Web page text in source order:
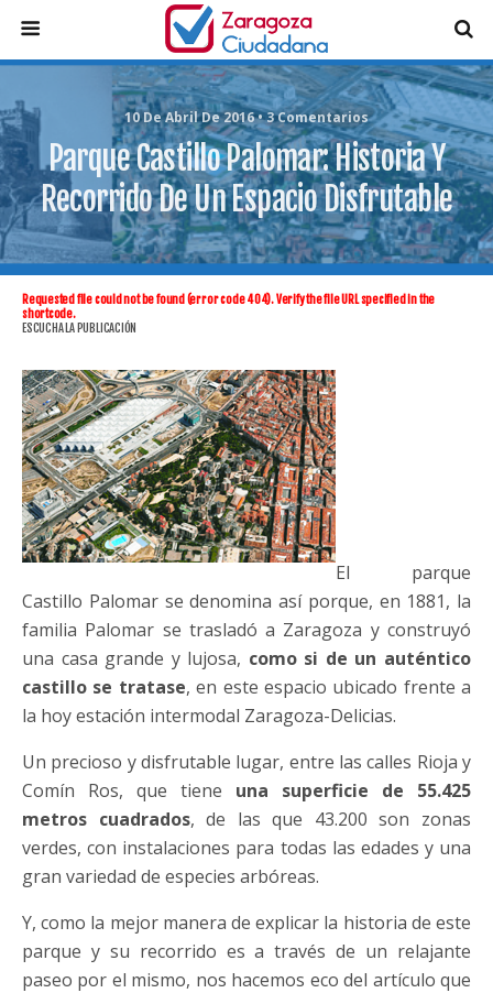
10 De Abril De 2016 • 3 Comentarios
Parque Castillo Palomar: Historia Y
Recorrido De Un Espacio Disfrutable
Requested file could not be found (error code 404). Verify the file URL specified in the
shortcode.
ESCUCHA LA PUBLICACIÓN
El parque
Castillo Palomar se denomina así porque, en 1881, la
familia Palomar se trasladó a Zaragoza y construyó
una casa grande y lujosa, como si de un auténtico
castillo se tratase, en este espacio ubicado frente a
la hoy estación intermodal Zaragoza-Delicias.
Un precioso y disfrutable lugar, entre las calles Rioja y
Comín Ros, que tiene una superficie de 55.425
metros cuadrados, de las que 43.200 son zonas
verdes, con instalaciones para todas las edades y una
gran variedad de especies arbóreas.
Y, como la mejor manera de explicar la historia de este
parque y su recorrido es a través de un relajante
paseo por el mismo, nos hacemos eco del artículo que